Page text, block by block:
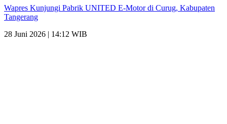
Wapres Kunjungi Pabrik UNITED E-Motor di Curug, Kabupaten
Tangerang
28 Juni 2026 | 14:12 WIB